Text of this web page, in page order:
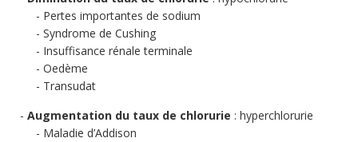
Pertes importantes de sodium
Syndrome de Cushing
Insuffisance rénale terminale
Oedème
Transudat
Augmentation du taux de chlorurie : hyperchlorurie
Maladie d’Addison